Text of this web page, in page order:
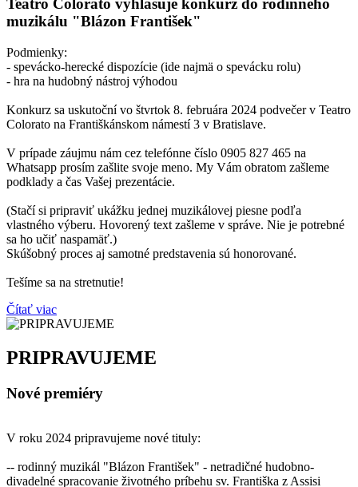
Teatro Colorato vyhlasuje konkurz do rodinného
muzikálu "Blázon František"
Podmienky:
- spevácko-herecké dispozície (ide najmä o spevácku rolu)
- hra na hudobný nástroj výhodou
Konkurz sa uskutoční vo štvrtok 8. februára 2024 podvečer v Teatro
Colorato na Františkánskom námestí 3 v Bratislave.
V prípade záujmu nám cez telefónne číslo 0905 827 465 na
Whatsapp prosím zašlite svoje meno. My Vám obratom zašleme
podklady a čas Vašej prezentácie.
(Stačí si pripraviť ukážku jednej muzikálovej piesne podľa
vlastného výberu. Hovorený text zašleme v správe. Nie je potrebné
sa ho učiť naspamäť.)
Skúšobný proces aj samotné predstavenia sú honorované.
Tešíme sa na stretnutie!
Čítať viac
PRIPRAVUJEME
Nové premiéry
V roku 2024 pripravujeme nové tituly:
-- rodinný muzikál "Blázon František" - netradičné hudobno-
divadelné spracovanie životného príbehu sv. Františka z Assisi